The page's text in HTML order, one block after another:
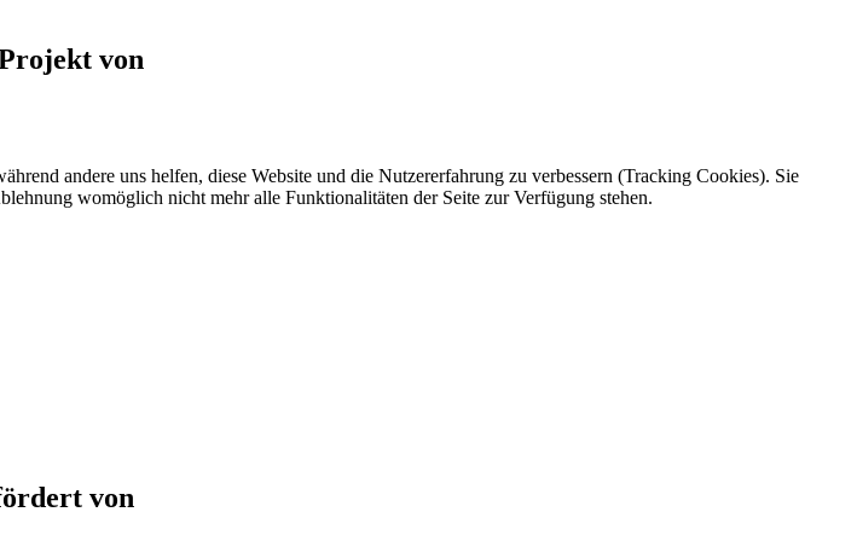
von
von
andere uns helfen, diese Website und die Nutzererfahrung zu verbessern (Tracking Cookies). Sie
womöglich nicht mehr alle Funktionalitäten der Seite zur Verfügung stehen.